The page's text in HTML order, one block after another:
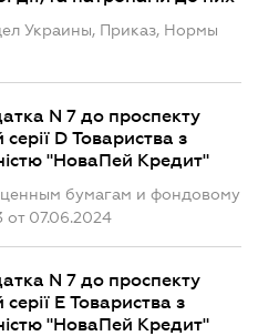
Украины, Приказ, Нормы
N 7 до проспекту
D Товариства з
"НоваПей Кредит"
бумагам и фондовому
07.06.2024
N 7 до проспекту
E Товариства з
"НоваПей Кредит"